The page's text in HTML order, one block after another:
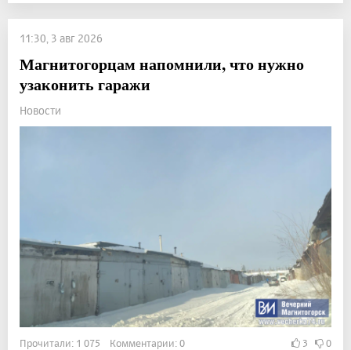
11:30, 3 авг 2026
Магнитогорцам напомнили, что нужно
узаконить гаражи
Новости
Прочитали: 1 075 Комментарии: 0 3 0